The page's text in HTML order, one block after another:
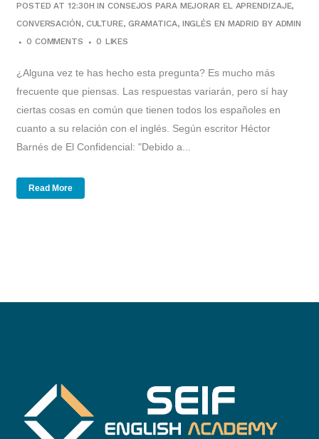
POSTED AT 12:30H INCONSEJOS PARA MEJORAR EL APRENDIZAJE,
CONVERSACIÓN, CULTURE, GRAMATICA, INGLÉS EN MADRID BY ADMIN
0 COMMENTS
0 LIKES
¿Alguna vez te has hecho esta pregunta? Es mucho más
frecuente que piensas. Las respuestas variarán, pero sí hay
ciertas cosas en común que tienen todos los españoles en
cuanto a su relación con el inglés. Según escritor Héctor
Barnés de El Confidencial: "Debido a...
Read More